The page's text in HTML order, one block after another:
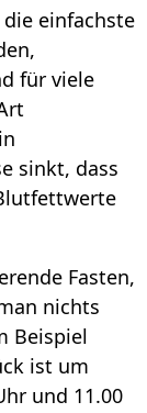
einfachste
für viele
sinkt, dass
Fasten,
nichts
Beispiel
ist um
und 11.00